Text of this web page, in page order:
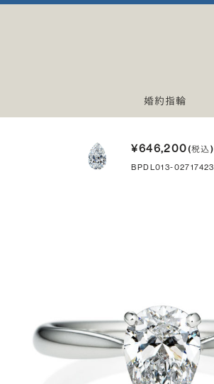
婚約指輪
¥646,200(税込)
BPDL013-02717423